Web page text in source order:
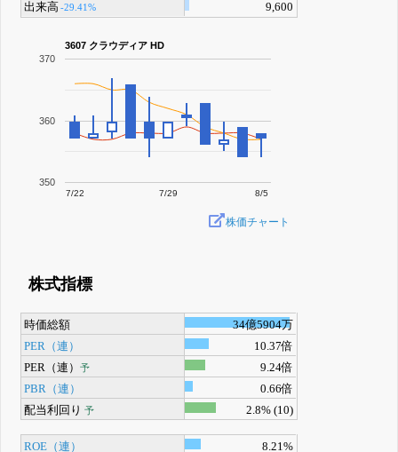
出来高 -29.41% 9,600
3607 クラウディア HD
7/22 7/29 8/5
350
360
370
株価チャート
株式指標
時価総額
34億5904万
PER（連）
10.37倍
PER（連）予
9.24倍
PBR（連）
0.66倍
配当利回り 予 2.8% (10)
ROE（連）
8.21%